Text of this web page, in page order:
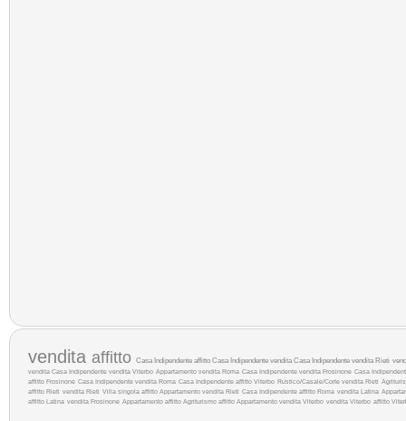
vendita affitto Casa Indipendente affitto Casa Indipendente venditaCasa Indipendente vendita Rieti
vendita Casa Indipendente vendita Viterbo Appartamento vendita Roma Casa Indipendente vendita Frosinone Casa
affitto Frosinone Casa Indipendente vendita Roma Casa Indipendente affitto Viterbo Rustico/Casale/Corte vendita Rieti
affitto Rieti vendita Rieti Villa singola affitto Appartamento vendita Rieti Casa Indipendente affitto Roma vendita Latina
affitto Latina vendita Frosinone Appartamento affitto Agriturismo affitto Appartamento vendita Viterbo vendita Viterbo affitto